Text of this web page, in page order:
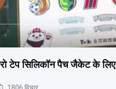
टेप सिलिकॉन पैच जैकेट के लिए
1806 विचार